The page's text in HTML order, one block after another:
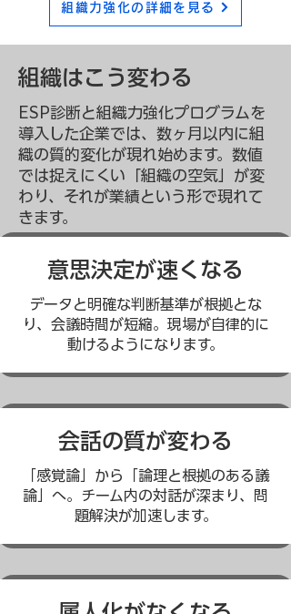
組織力強化の詳細を見る
組織はこう変わる
ESP診断と組織力強化プログラムを
導入した企業では、数ヶ月以内に組
織の質的変化が現れ始めます。数値
では捉えにくい「組織の空気」が変
わり、それが業績という形で現れて
きます。
意思決定が速くなる
データと明確な判断基準が根拠とな
り、会議時間が短縮。現場が自律的に
動けるようになります。
会話の質が変わる
「感覚論」から「論理と根拠のある議
論」へ。チーム内の対話が深まり、問
題解決が加速します。